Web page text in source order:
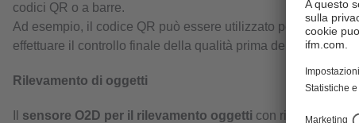
codici QR o a barre.
Ad esempio, il codice QR può essere utilizzato per
effettuare il controllo finale della qualità prima
Rilevamento di oggetti
sensore O2D per il rilevamento oggetti con